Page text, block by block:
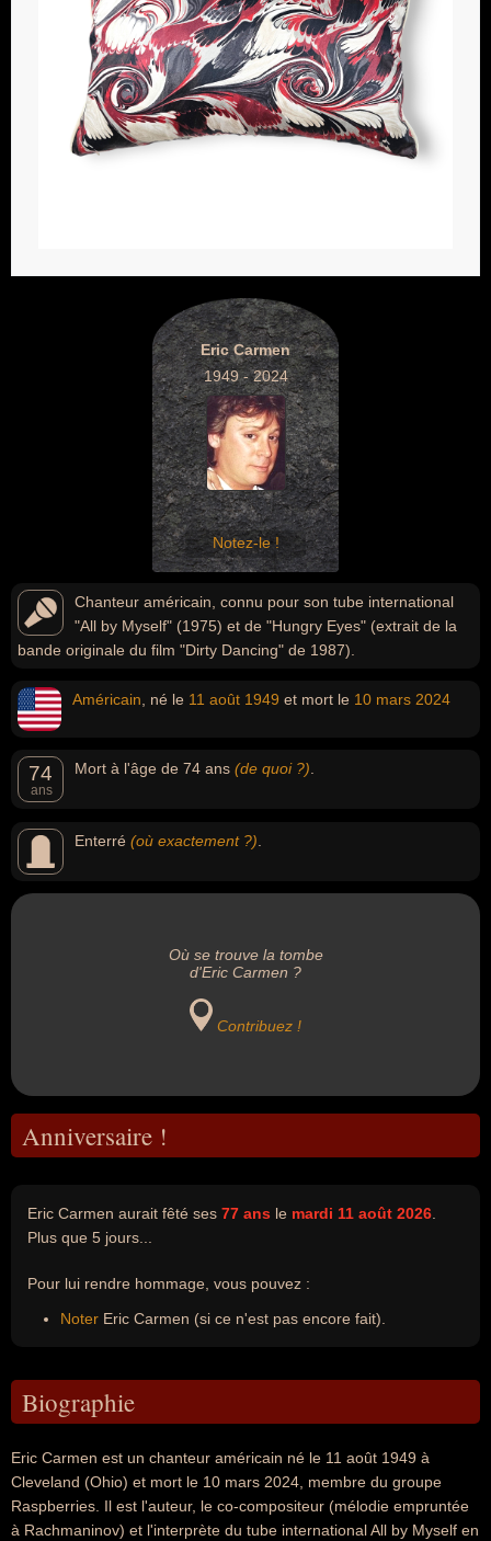
Eric Carmen
1949 - 2024
Notez-le !
Chanteur américain, connu pour son tube international
"All by Myself" (1975) et de "Hungry Eyes" (extrait de la
bande originale du film "Dirty Dancing" de 1987).
Américain , né le 11 août 1949 et mort le 10 mars 2024
74
ans
Mort à l'âge de 74 ans (de quoi ?)
Enterré (où exactement ?)
Où se trouve la tombe
d'Eric Carmen ?
Contribuez !
Anniversaire !
Eric Carmen aurait fêté ses 77 ans le mardi 11 août 2026
Plus que 5 jours...
Pour lui rendre hommage, vous pouvez :
Noter Eric Carmen (si ce n'est pas encore fait).
Biographie
Eric Carmen est un chanteur américain né le 11 août 1949 à
Cleveland (Ohio) et mort le 10 mars 2024, membre du groupe
Raspberries. Il est l'auteur, le co-compositeur (mélodie empruntée
à Rachmaninov) et l'interprète du tube international All by Myself en